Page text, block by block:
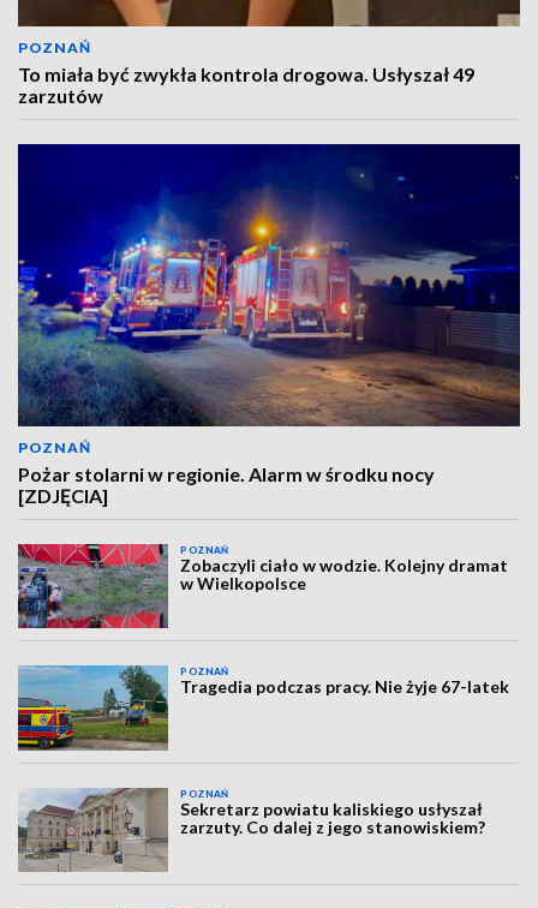
POZNAŃ
To miała być zwykła kontrola drogowa. Usłyszał 49
zarzutów
POZNAŃ
Pożar stolarni w regionie. Alarm w środku nocy
[ZDJĘCIA]
POZNAŃ
Zobaczyli ciało w wodzie. Kolejny dramat
w Wielkopolsce
POZNAŃ
Tragedia podczas pracy. Nie żyje 67-latek
POZNAŃ
Sekretarz powiatu kaliskiego usłyszał
zarzuty. Co dalej z jego stanowiskiem?